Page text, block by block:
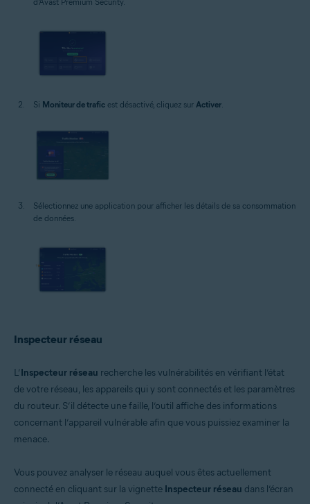
Si Moniteur de trafic est désactivé, cliquez sur Activer.
Sélectionnez une application pour afficher les détails de sa consommation
de données.
Inspecteur réseau
L’Inspecteur réseau recherche les vulnérabilités en vérifiant l’état
de votre réseau, les appareils qui y sont connectés et les paramètres
du routeur. S’il détecte une faille, l’outil affiche des informations
concernant l’appareil vulnérable afin que vous puissiez examiner la
menace.
Vous pouvez analyser le réseau auquel vous êtes actuellement
connecté en cliquant sur la vignette Inspecteur réseau dans l’écran